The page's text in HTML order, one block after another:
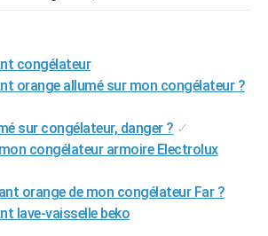
congélateur
orange allumé sur mon congélateur ?
sur congélateur, danger ? ✓
congélateur armoire Electrolux
orange de mon congélateur Far ?
lave-vaisselle beko